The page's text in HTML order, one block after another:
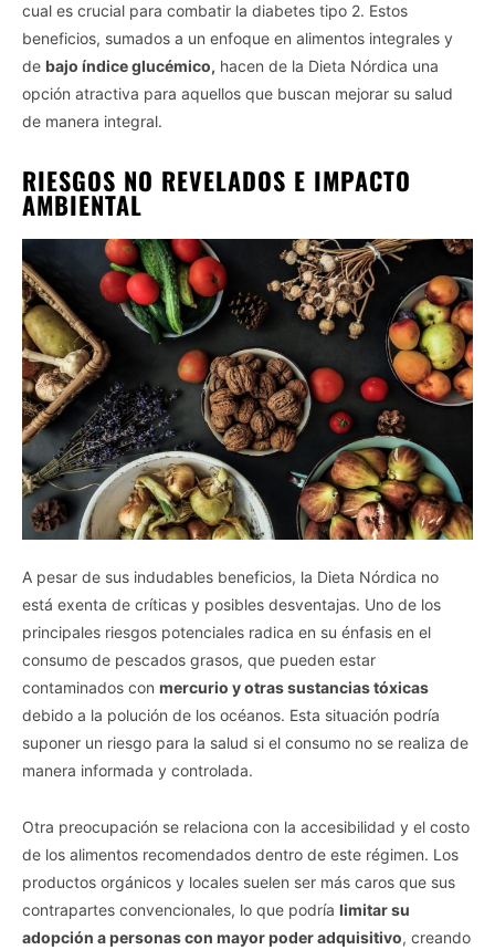
cual es crucial para combatir la diabetes tipo 2. Estos
beneficios, sumados a un enfoque en alimentos integrales y
de bajo índice glucémico, hacen de la Dieta Nórdica una
opción atractiva para aquellos que buscan mejorar su salud
de manera integral.
RIESGOS NO REVELADOS E IMPACTO
AMBIENTAL
A pesar de sus indudables beneficios, la Dieta Nórdica no
está exenta de críticas y posibles desventajas. Uno de los
principales riesgos potenciales radica en su énfasis en el
consumo de pescados grasos, que pueden estar
contaminados con mercurio y otras sustancias tóxicas
debido a la polución de los océanos. Esta situación podría
suponer un riesgo para la salud si el consumo no se realiza de
manera informada y controlada.
Otra preocupación se relaciona con la accesibilidad y el costo
de los alimentos recomendados dentro de este régimen. Los
productos orgánicos y locales suelen ser más caros que sus
contrapartes convencionales, lo que podría limitar su
adopción a personas con mayor poder adquisitivo, creando